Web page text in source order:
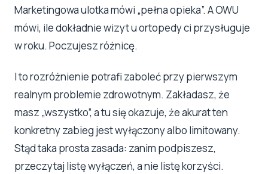
Marketingowa ulotka mówi „pełna opieka”. A OWU
mówi, ile dokładnie wizyt u ortopedy ci przysługuje
w roku. Poczujesz różnicę.
I to rozróżnienie potrafi zaboleć przy pierwszym
realnym problemie zdrowotnym. Zakładasz, że
masz „wszystko”, a tu się okazuje, że akurat ten
konkretny zabieg jest wyłączony albo limitowany.
Stąd taka prosta zasada: zanim podpiszesz,
przeczytaj listę wyłączeń, a nie listę korzyści.